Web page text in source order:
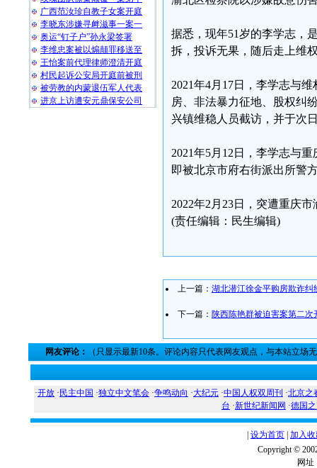
广西范汝珍自教子女案开庭
李晓东涉嫌寻衅滋事一案一
奥运“钉子户”孙永梁签署
李维忠案被以煽颠罪移送至
王怡案前代理律师澄清开庭
村民起诉公安局开庭前被刑
被劳教的内蒙退伍军人代表
进京上访遭安元鼎保安公司
据悉，现年51岁的李学志，
拆，投诉无果，随后走上维
2021年4月17日，李学志与
房、非法暴力征地、股权纠
兴镇维稳人员截访，并于次
2021年5月12日，李学志与
即被北京市府右街派出所警
2022年2月23日，突遭重庆
(责任编辑：民生编辑)
上一篇： 湖北潜江徐金平购房欺诈纠
下一篇： 陕西陈艳群被迫害案第二次
网友评论： （只显示最新10条。评论内容只代表网友观点，与本站立场
·开放 · 民主中国 ·独立中文笔会 ·争鸣动向 ·大纪元 ·中国人权双周刊 ·北京之
台 ·新世纪新闻网 ·德国
设为首页 加入
Copyright ©
网址